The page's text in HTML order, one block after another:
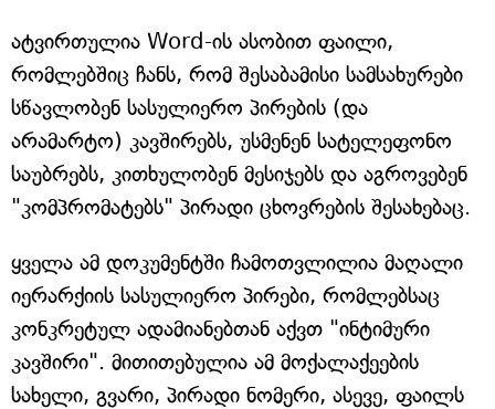
ატვირთულია Word-ის ასობით ფაილი,
რომლებშიც ჩანს, რომ შესაბამისი სამსახურები
სწავლობენ სასულიერო პირების (და
არამარტო) კავშირებს, უსმენენ სატელეფონო
საუბრებს, კითხულობენ მესიჯებს და აგროვებენ
"კომპრომატებს" პირადი ცხოვრების შესახებაც.
ყველა ამ დოკუმენტში ჩამოთვლილია მაღალი
იერარქიის სასულიერო პირები, რომლებსაც
კონკრეტულ ადამიანებთან აქვთ "ინტიმური
კავშირი". მითითებულია ამ მოქალაქეების
სახელი, გვარი, პირადი ნომერი, ასევე, ფაილს